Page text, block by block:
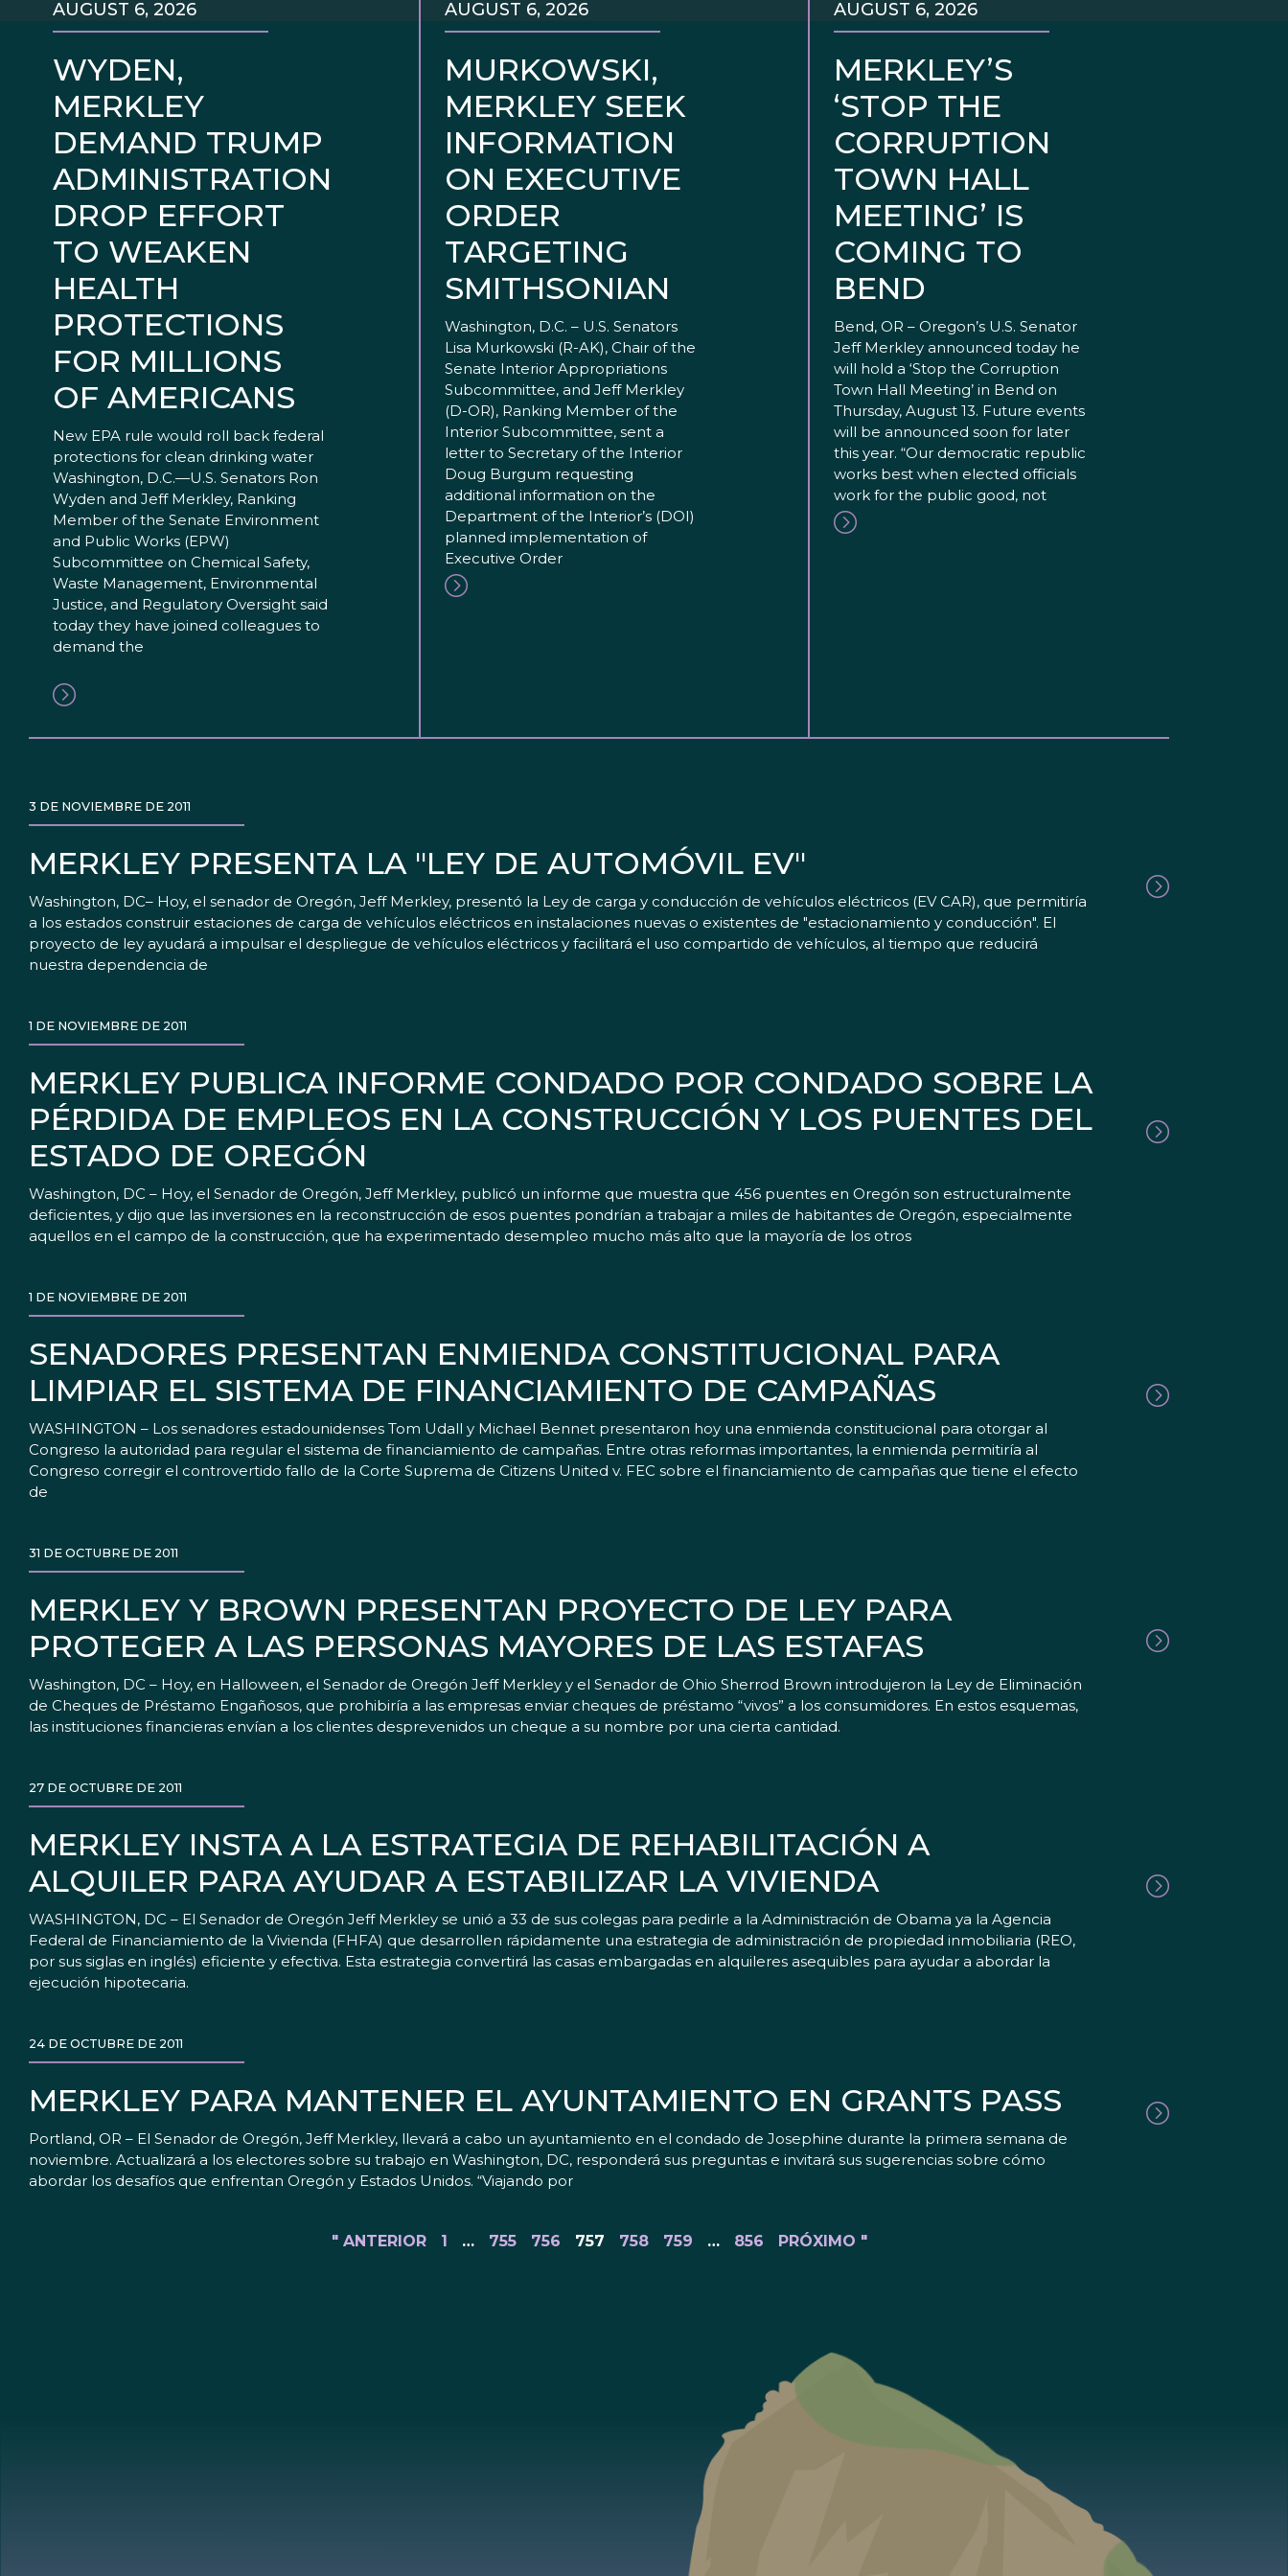
WYDEN,
MERKLEY
DEMAND TRUMP
ADMINISTRATION
DROP EFFORT
TO WEAKEN
HEALTH
PROTECTIONS
FOR MILLIONS
OF AMERICANS
AUGUST 6, 2026
New EPA rule would roll back federal
protections for clean drinking water
Washington, D.C.—U.S. Senators Ron
Wyden and Jeff Merkley, Ranking
Member of the Senate Environment
and Public Works (EPW)
Subcommittee on Chemical Safety,
Waste Management, Environmental
Justice, and Regulatory Oversight said
today they have joined colleagues to
demand the
MURKOWSKI,
MERKLEY SEEK
INFORMATION
ON EXECUTIVE
ORDER
TARGETING
SMITHSONIAN
AUGUST 6, 2026
Washington, D.C. – U.S. Senators
Lisa Murkowski (R-AK), Chair of the
Senate Interior Appropriations
Subcommittee, and Jeff Merkley
(D-OR), Ranking Member of the
Interior Subcommittee, sent a
letter to Secretary of the Interior
Doug Burgum requesting
additional information on the
Department of the Interior’s (DOI)
planned implementation of
Executive Order
MERKLEY’S
‘STOP THE
CORRUPTION
TOWN HALL
MEETING’ IS
COMING TO
BEND
AUGUST 6, 2026
Bend, OR – Oregon’s U.S. Senator
Jeff Merkley announced today he
will hold a ‘Stop the Corruption
Town Hall Meeting’ in Bend on
Thursday, August 13. Future events
will be announced soon for later
this year. “Our democratic republic
works best when elected officials
work for the public good, not
MERKLEY PRESENTA LA "LEY DE AUTOMÓVIL EV"
3 DE NOVIEMBRE DE 2011
Washington, DC– Hoy, el senador de Oregón, Jeff Merkley, presentó la Ley de carga y conducción de vehículos eléctricos (EV CAR), que permitiría
a los estados construir estaciones de carga de vehículos eléctricos en instalaciones nuevas o existentes de "estacionamiento y conducción". El
proyecto de ley ayudará a impulsar el despliegue de vehículos eléctricos y facilitará el uso compartido de vehículos, al tiempo que reducirá
nuestra dependencia de
MERKLEY PUBLICA INFORME CONDADO POR CONDADO SOBRE LA
PÉRDIDA DE EMPLEOS EN LA CONSTRUCCIÓN Y LOS PUENTES DEL
ESTADO DE OREGÓN
1 DE NOVIEMBRE DE 2011
Washington, DC – Hoy, el Senador de Oregón, Jeff Merkley, publicó un informe que muestra que 456 puentes en Oregón son estructuralmente
deficientes, y dijo que las inversiones en la reconstrucción de esos puentes pondrían a trabajar a miles de habitantes de Oregón, especialmente
aquellos en el campo de la construcción, que ha experimentado desempleo mucho más alto que la mayoría de los otros
SENADORES PRESENTAN ENMIENDA CONSTITUCIONAL PARA
LIMPIAR EL SISTEMA DE FINANCIAMIENTO DE CAMPAÑAS
1 DE NOVIEMBRE DE 2011
WASHINGTON – Los senadores estadounidenses Tom Udall y Michael Bennet presentaron hoy una enmienda constitucional para otorgar al
Congreso la autoridad para regular el sistema de financiamiento de campañas. Entre otras reformas importantes, la enmienda permitiría al
Congreso corregir el controvertido fallo de la Corte Suprema de Citizens United v. FEC sobre el financiamiento de campañas que tiene el efecto
de
MERKLEY Y BROWN PRESENTAN PROYECTO DE LEY PARA
PROTEGER A LAS PERSONAS MAYORES DE LAS ESTAFAS
31 DE OCTUBRE DE 2011
Washington, DC – Hoy, en Halloween, el Senador de Oregón Jeff Merkley y el Senador de Ohio Sherrod Brown introdujeron la Ley de Eliminación
de Cheques de Préstamo Engañosos, que prohibiría a las empresas enviar cheques de préstamo “vivos” a los consumidores. En estos esquemas,
las instituciones financieras envían a los clientes desprevenidos un cheque a su nombre por una cierta cantidad.
MERKLEY INSTA A LA ESTRATEGIA DE REHABILITACIÓN A
ALQUILER PARA AYUDAR A ESTABILIZAR LA VIVIENDA
27 DE OCTUBRE DE 2011
WASHINGTON, DC – El Senador de Oregón Jeff Merkley se unió a 33 de sus colegas para pedirle a la Administración de Obama ya la Agencia
Federal de Financiamiento de la Vivienda (FHFA) que desarrollen rápidamente una estrategia de administración de propiedad inmobiliaria (REO,
por sus siglas en inglés) eficiente y efectiva. Esta estrategia convertirá las casas embargadas en alquileres asequibles para ayudar a abordar la
ejecución hipotecaria.
MERKLEY PARA MANTENER EL AYUNTAMIENTO EN GRANTS PASS
24 DE OCTUBRE DE 2011
Portland, OR – El Senador de Oregón, Jeff Merkley, llevará a cabo un ayuntamiento en el condado de Josephine durante la primera semana de
noviembre. Actualizará a los electores sobre su trabajo en Washington, DC, responderá sus preguntas e invitará sus sugerencias sobre cómo
abordar los desafíos que enfrentan Oregón y Estados Unidos. “Viajando por
" ANTERIOR 1 … 755 756 757 758 759 … 856 PRÓXIMO "